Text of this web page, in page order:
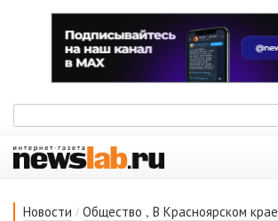
Новости / Общество , В Красноярском крае